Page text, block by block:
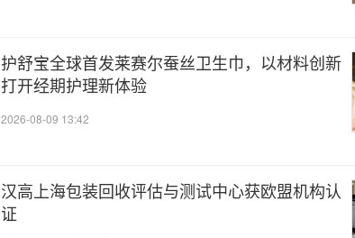
护舒宝全球首发莱赛尔蚕丝卫生巾，以材料创新
打开经期护理新体验
2026-08-09 13:42
汉高上海包装回收评估与测试中心获欧盟机构认
证